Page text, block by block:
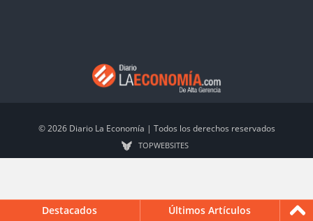
© 2026 Diario La Economía | Todos los derechos reservados
TOPWEBSITES
Destacados Últimos Artículos